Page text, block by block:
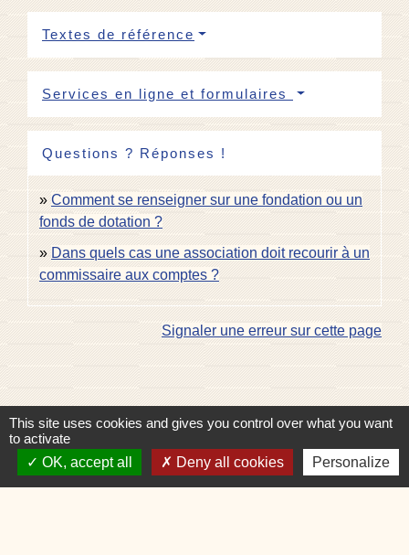
Textes de référence
Services en ligne et formulaires
Questions ? Réponses !
Comment se renseigner sur une fondation ou un
fonds de dotation ?
Dans quels cas une association doit recourir à un
commissaire aux comptes ?
Signaler une erreur sur cette page
Contacts
Commune de Charvonnex
This site uses cookies and gives you control over what you want
to activate
OK, accept all
Deny all cookies Personalize